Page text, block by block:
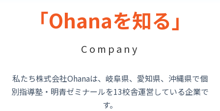
「Ohanaを知る」
Company
私たち株式会社Ohanaは、岐阜県、愛知県、沖縄県で個
別指導塾・明青ゼミナールを13校舎運営している企業で
す。